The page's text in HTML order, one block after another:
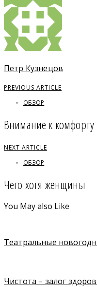
Петр Кузнецов
PREVIOUS ARTICLE
ОБЗОР
Внимание к комфорту
NEXT ARTICLE
ОБЗОР
Чего хотя женщины
You May also Like
Театральные
Чистота – залог